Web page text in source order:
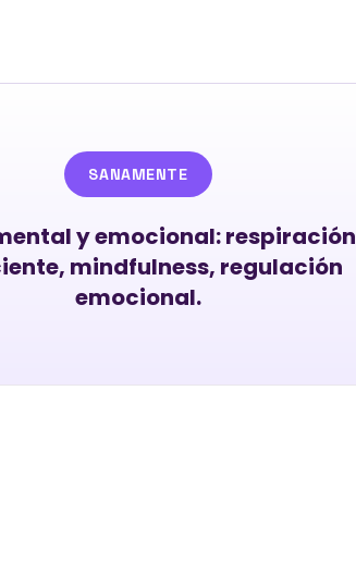
SANAMENTE
y emocional: respiración
mindfulness, regulación
emocional.